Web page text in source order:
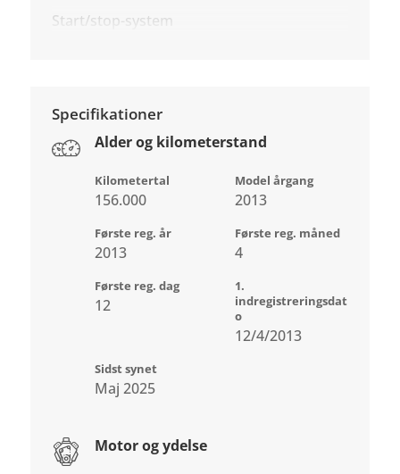
Start/stop-system
Specifikationer
Alder og kilometerstand
Kilometertal
156.000
Model årgang
2013
Første reg. år
2013
Første reg. måned
4
Første reg. dag
12
1.
indregistreringsdat
o
12/4/2013
Sidst synet
Maj 2025
Motor og ydelse